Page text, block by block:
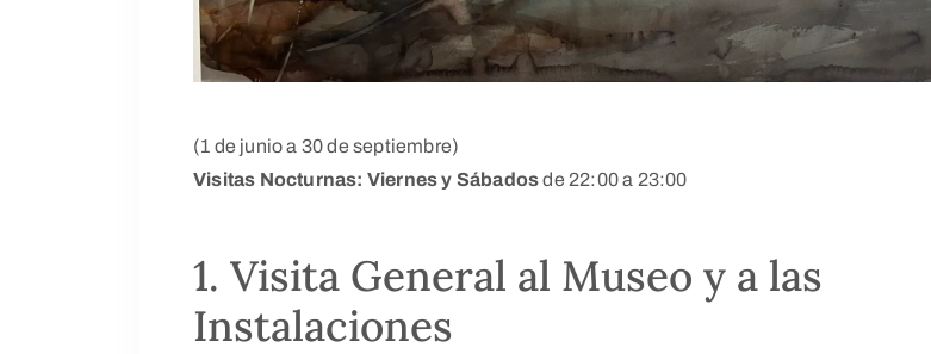
(1 de junio a 30 de septiembre)
Visitas Nocturnas: Viernes y Sábadosde 22:00 a 23:00
1. Visita General al Museo y a las
Instalaciones